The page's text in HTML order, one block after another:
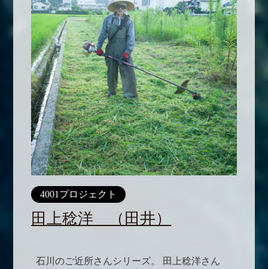
4001プロジェクト
田上稔洋 （田井）
石川のご近所さんシリーズ。 田上稔洋さん